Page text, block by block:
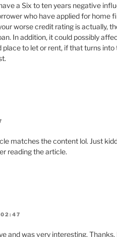
a Six to ten years negative
who have applied for home
worse credit rating is actually,
In addition, it could possibly
place to let or rent, if that turns
matches the content lol. Just
reading the article.
02:47
and was very interesting. Thanks.